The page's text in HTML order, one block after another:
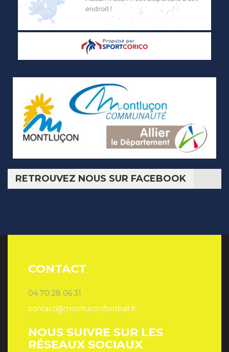
RETROUVEZ NOUS SUR FACEBOOK
CONTACT
04 70 28 06 31
contact@montluconfootball.fr
NOUS SUIVRE SUR LES
RÉSEAUX SOCIAUX